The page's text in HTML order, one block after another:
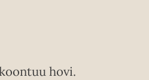
hovi.